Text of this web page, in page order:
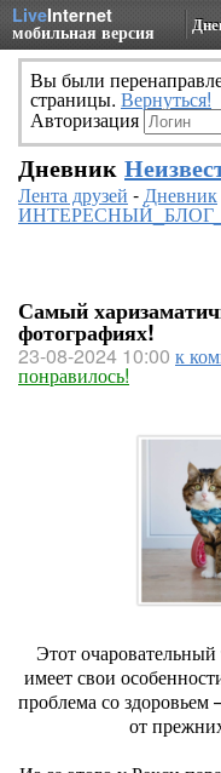
LiveInternet
мобильная версия
Вы были
страницы. Вернуться!
Авторизация
Дневник
Лента друзей -Дневник
Самый
фотографиях!
23-08-2024 10:00 к
понравилось!
Этот
имеет свои
проблема со
от